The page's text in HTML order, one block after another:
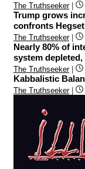
The Truthseeker|
Trump grows
confronts
The Truthseeker|
Nearly 80% of
system
The Truthseeker|
Kabbalistic
The Truthseeker|